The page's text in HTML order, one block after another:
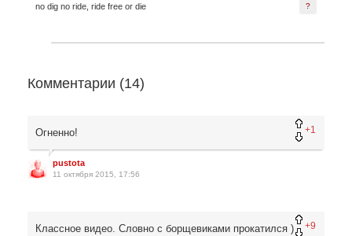
?
no dig no ride, ride free or die
Комментарии (14)
+1
Огненно!
pustota
11 октября 2015, 17:56
+9
Классное видео. Словно с борщевиками прокатился )